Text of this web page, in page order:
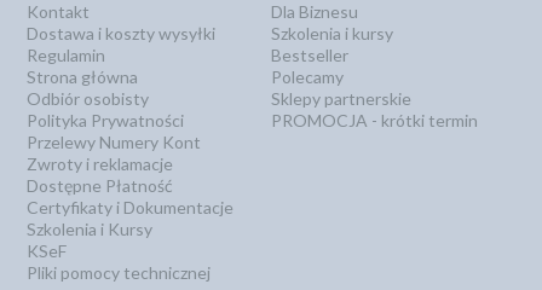
Kontakt
Dostawa i koszty wysyłki
Regulamin
Strona główna
Odbiór osobisty
Polityka Prywatności
Przelewy Numery Kont
Zwroty i reklamacje
Dostępne Płatność
Certyfikaty i Dokumentacje
Szkolenia i Kursy
KSeF
Pliki pomocy technicznej
Dla Biznesu
Szkolenia i kursy
Bestseller
Polecamy
Sklepy partnerskie
PROMOCJA - krótki termin